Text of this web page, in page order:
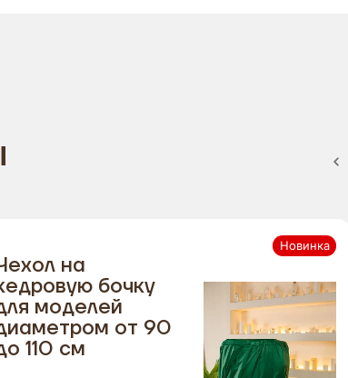
на
бочку
моделей
от 90
110 см
Новинка